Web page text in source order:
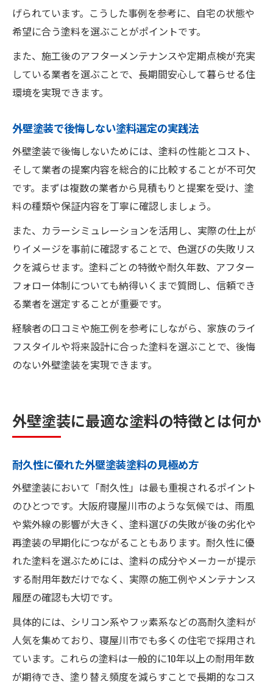
げられています。こうした事例を参考に、自宅の状態や
希望に合う塗料を選ぶことがポイントです。
また、施工後のアフターメンテナンスや定期点検が充実
している業者を選ぶことで、長期間安心して暮らせる住
環境を実現できます。
外壁塗装で後悔しない塗料選定の実践法
外壁塗装で後悔しないためには、塗料の性能とコスト、
そして業者の提案内容を総合的に比較することが不可欠
です。まずは複数の業者から見積もりと提案を受け、塗
料の種類や保証内容を丁寧に確認しましょう。
また、カラーシミュレーションを活用し、実際の仕上が
りイメージを事前に確認することで、色選びの失敗リス
クを減らせます。塗料ごとの特徴や耐久年数、アフター
フォロー体制についても納得いくまで質問し、信頼でき
る業者を選定することが重要です。
経験者の口コミや施工例を参考にしながら、家族のライ
フスタイルや将来設計に合った塗料を選ぶことで、後悔
のない外壁塗装を実現できます。
外壁塗装に最適な塗料の特徴とは何か
耐久性に優れた外壁塗装塗料の見極め方
外壁塗装において「耐久性」は最も重視されるポイント
のひとつです。大阪府寝屋川市のような気候では、雨風
や紫外線の影響が大きく、塗料選びの失敗が後の劣化や
再塗装の早期化につながることもあります。耐久性に優
れた塗料を選ぶためには、塗料の成分やメーカーが提示
する耐用年数だけでなく、実際の施工例やメンテナンス
履歴の確認も大切です。
具体的には、シリコン系やフッ素系などの高耐久塗料が
人気を集めており、寝屋川市でも多くの住宅で採用され
ています。これらの塗料は一般的に10年以上の耐用年数
が期待でき、塗り替え頻度を減らすことで長期的なコス